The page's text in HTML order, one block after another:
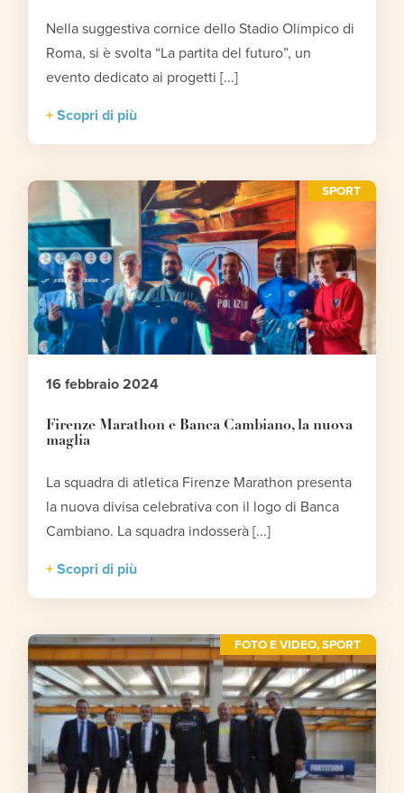
Nella suggestiva cornice dello Stadio Olimpico di
Roma, si è svolta “La partita del futuro”, un
evento dedicato ai progetti [...]
Scopri di più
SPORT
16 febbraio 2024
Firenze Marathon e Banca Cambiano, la nuova
maglia
La squadra di atletica Firenze Marathon presenta
la nuova divisa celebrativa con il logo di Banca
Cambiano. La squadra indosserà [...]
Scopri di più
FOTO E VIDEO,SPORT